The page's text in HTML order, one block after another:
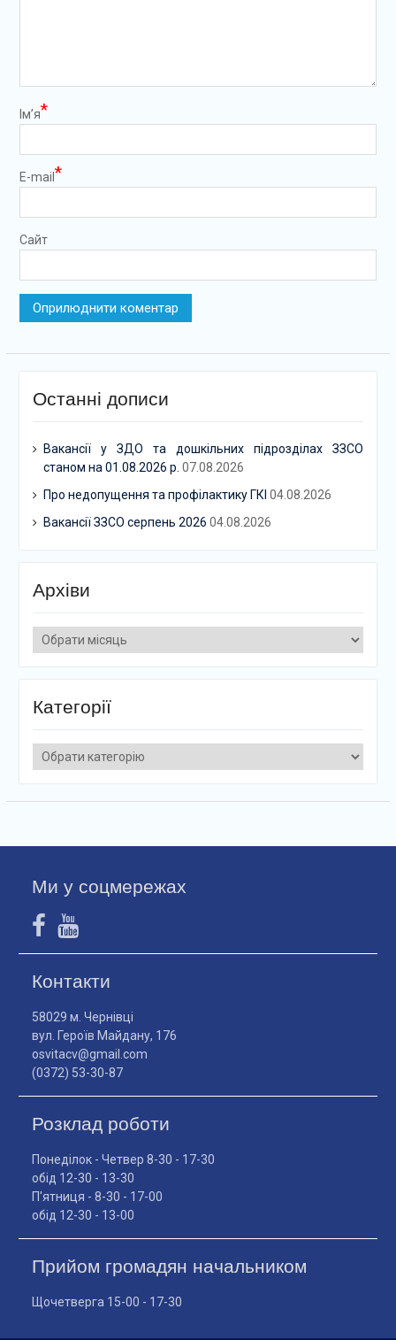
Ім’я*
E-mail *
Сайт
Останні дописи
Вакансії у ЗДО та дошкільних підрозділах ЗЗСО
станом на 01.08.2026 р. 07.08.2026
Про недопущення та профілактику ГКІ 04.08.2026
Вакансії ЗЗСО серпень 2026 04.08.2026
Архіви
Архіви
Категорії
Категорії
Ми у соцмережах
Контакти
58029 м. Чернівці
вул. Героїв Майдану, 176
osvitacv@gmail.com
(0372) 53-30-87
Розклад роботи
Понеділок - Четвер 8-30 - 17-30
обід 12-30 - 13-30
П'ятниця - 8-30 - 17-00
обід 12-30 - 13-00
Прийом громадян начальником
Щочетверга 15-00 - 17-30